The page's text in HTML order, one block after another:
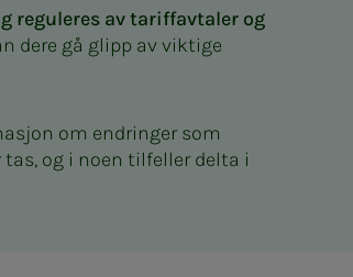
reguleres av tariffavtaler og
dere gå glipp av viktige
om endringer som
og i noen tilfeller delta i